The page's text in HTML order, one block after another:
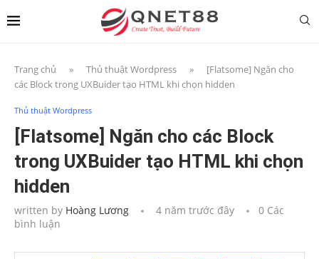
Trang chủ » Thủ thuật Wordpress »
[Flatsome] Ngăn cho
các Block trong UXBuider tạo HTML khi chọn hidden
Thủ thuật Wordpress
[Flatsome] Ngăn cho các Block
trong UXBuider tạo HTML khi chọn
hidden
written by Hoàng Lương 4 năm trước đây
0 Các
bình luận